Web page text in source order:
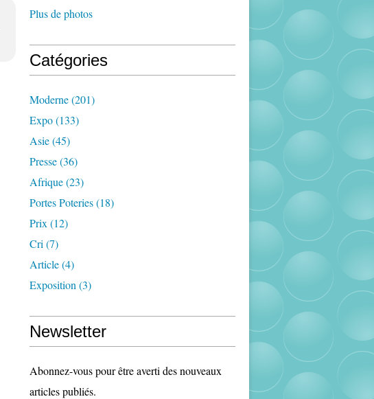
Plus de photos
Catégories
Moderne(201)
Expo(133)
Asie(45)
Presse(36)
Afrique(23)
Portes Poteries(18)
Prix (12)
Cri (7)
Article(4)
Exposition (3)
Newsletter
Abonnez-vous pour être averti des nouveaux
articles publiés.